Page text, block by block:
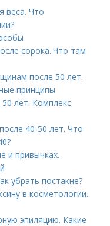
веса. Что
сорока..Что там
после 50 лет.
принципы
лет. Комплекс
40-50 лет. Что
и привычках.
убрать постакне?
в косметологии.
эпиляцию. Какие